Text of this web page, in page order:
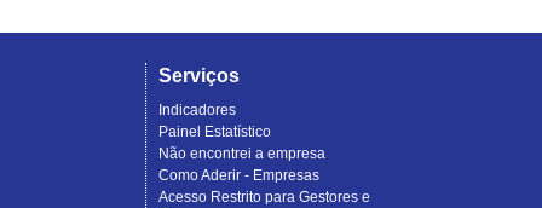
Serviços
Indicadores
Painel Estatístico
Não encontrei a empresa
Como Aderir - Empresas
Acesso Restrito para Gestores e